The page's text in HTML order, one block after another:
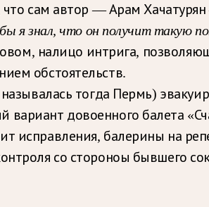
сам автор — Арам
я знал, что он получит такую
налицо интрига,
обстоятельств.
тогда Пермь)
довоенного балета
исправления, балерины на
со стороноы бывшего